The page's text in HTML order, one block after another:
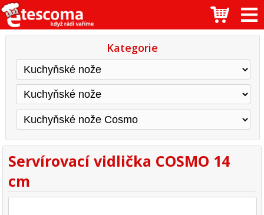
Kategorie
Servírovací vidlička COSMO 14
cm